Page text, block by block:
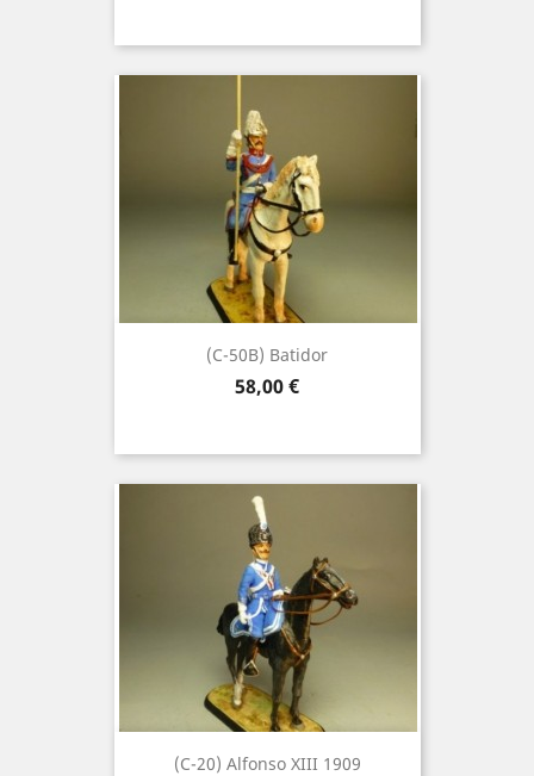
(C-50B) Batidor
Precio
58,00 €
(C-20) Alfonso XIII 1909